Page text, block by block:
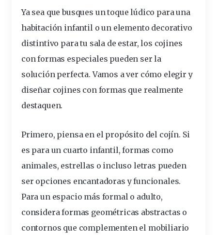
Ya sea que busques un toque lúdico para una
habitación infantil o un elemento decorativo
distintivo para tu sala de estar, los cojines
con formas especiales pueden ser la
solución perfecta. Vamos a ver cómo elegir y
diseñar cojines con formas que realmente
destaquen.
Primero, piensa en el propósito del cojín. Si
es para un cuarto infantil, formas como
animales, estrellas o incluso letras pueden
ser opciones encantadoras y funcionales.
Para un espacio más formal o adulto,
considera formas geométricas abstractas o
contornos que complementen el mobiliario